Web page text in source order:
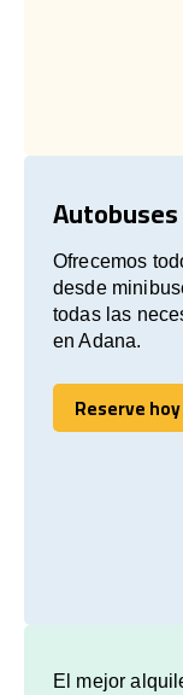
Ofrecemos
desde
todas las
en Adana.
Reserve hoy
Reserve hoy
El mejor